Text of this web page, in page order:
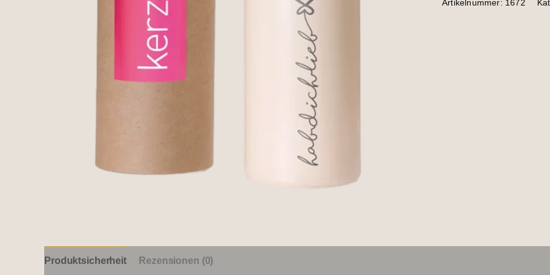
Artikelnummer: 1672
Produktsicherheit Rezensionen (0)